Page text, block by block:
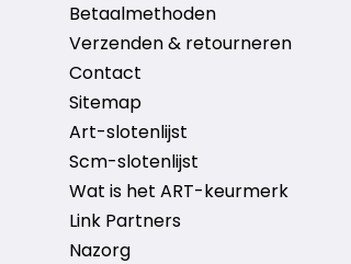
Betaalmethoden
Verzenden & retourneren
Contact
Sitemap
Art-slotenlijst
Scm-slotenlijst
Wat is het ART-keurmerk
Link Partners
Nazorg